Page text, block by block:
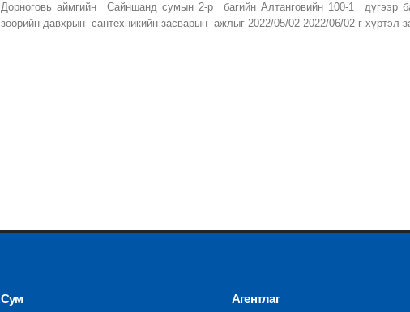
Дорноговь аймгийн Сайншанд сумын 2-р багийн Алтанговийн 100-1
зоорийн давхрын сантехникийн засварын ажлыг 2022/05/02-2022/06/02-г хүртэл
Сум Агентлаг